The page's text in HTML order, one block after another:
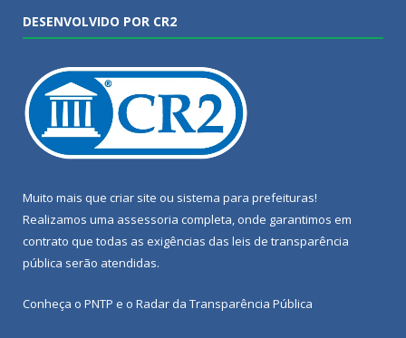
DESENVOLVIDO POR CR2
Muito mais que criar site ou sistema para prefeituras!
Realizamos uma assessoria completa, onde garantimos em
contrato que todas as exigências das leis de transparência
pública serão atendidas.
Conheça o PNTP e o Radar da Transparência Pública